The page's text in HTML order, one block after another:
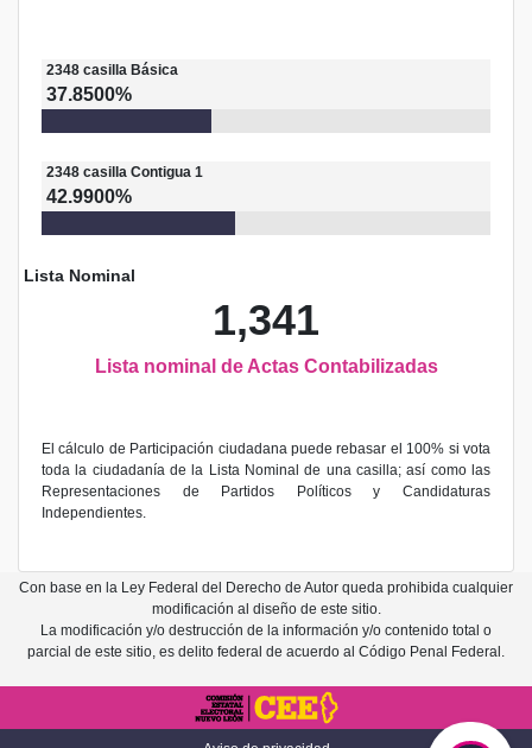
2348 casilla Básica
37.8500%
2348 casilla Contigua 1
42.9900%
Lista Nominal
1,341
Lista nominal de Actas Contabilizadas
El cálculo de Participación ciudadana puede rebasar el 100% si vota
toda la ciudadanía de la Lista Nominal de una casilla; así como las
Representaciones de Partidos Políticos y Candidaturas
Independientes.
Con base en la Ley Federal del Derecho de Autor queda prohibida cualquier
modificación al diseño de este sitio.
La modificación y/o destrucción de la información y/o contenido total o
parcial de este sitio, es delito federal de acuerdo al Código Penal Federal.